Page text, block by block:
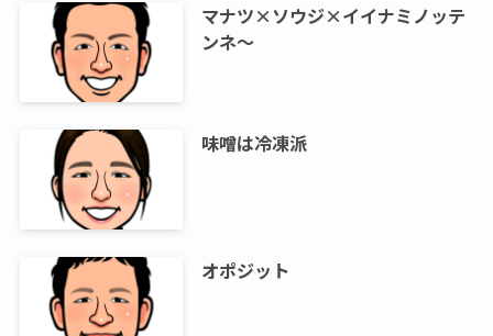
マナツ×ソウジ×イイナミノッテ
ンネ～
味噌は冷凍派
オポジット